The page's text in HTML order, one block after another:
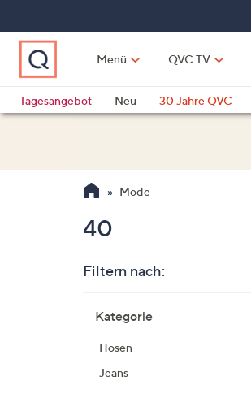
springen
Menü QVC TV
Tagesangebot
Neu 30 Jahre QVC
Mode
40
Filtern nach:
Produktliste
Kategorie
Hosen
Jeans